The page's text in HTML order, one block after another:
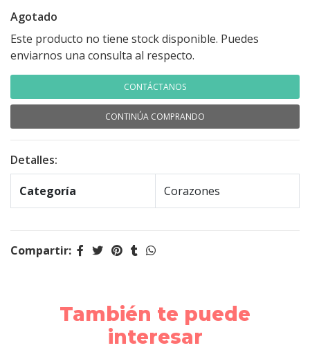
Agotado
Este producto no tiene stock disponible. Puedes
enviarnos una consulta al respecto.
CONTÁCTANOS
CONTINÚA COMPRANDO
Detalles:
Categoría Corazones
Compartir:
También te puede
interesar